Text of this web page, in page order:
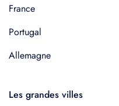
France
Portugal
Allemagne
Les grandes villes